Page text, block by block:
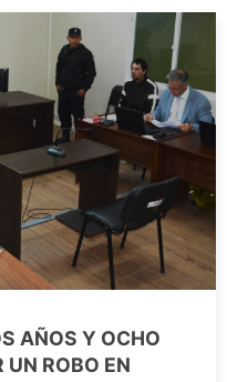
AÑOS Y OCHO
UN ROBO EN